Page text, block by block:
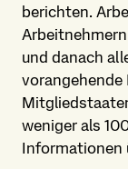
berichten.
und danach
vorangehende
weniger als
Informationen